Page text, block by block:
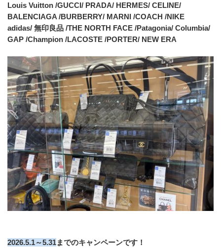
Louis Vuitton /GUCCI/ PRADA/ HERMES/ CELINE/
BALENCIAGA /BURBERRY/ MARNI /COACH /NIKE
adidas/ 無印良品 /THE NORTH FACE /Patagonia/ Columbia/
GAP /Champion /LACOSTE /PORTER/ NEW ERA
2026.5.1～5.31までのキャンペーンです！